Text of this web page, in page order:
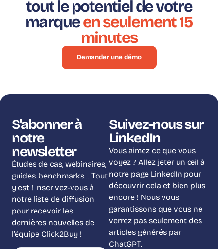
tout le potentiel de votre
marqueen seulement 15
minutes
Demander une démo
S'abonner à
notre
newsletter
Études de cas, webinaires,
guides, benchmarks… Tout
y est ! Inscrivez-vous à
notre liste de diffusion
pour recevoir les
dernières nouvelles de
l’équipe Click2Buy !
Suivez-nous sur
LinkedIn
Vous aimez ce que vous
voyez ? Allez jeter un œil à
notre page LinkedIn pour
découvrir cela et bien plus
encore ! Nous vous
garantissons que vous ne
verrez pas seulement des
articles générés par
ChatGPT.